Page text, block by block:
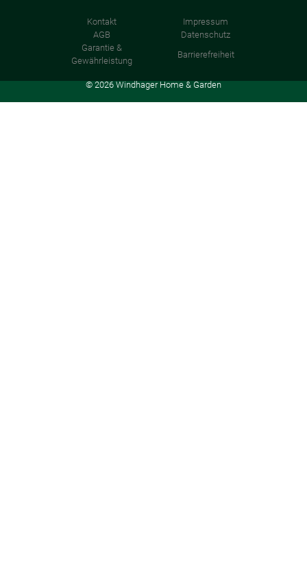
Kontakt
Impressum
AGB
Datenschutz
Garantie &
Gewährleistung
Barrierefreiheit
© 2026 Windhager Home & Garden